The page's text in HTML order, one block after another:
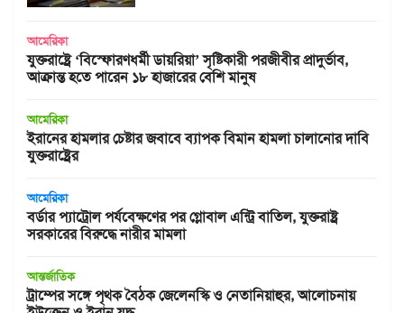
আমেরিকা
যুক্তরাষ্ট্রে ‘বিস্ফোরণধর্মী ডায়রিয়া’ সৃষ্টিকারী পরজীবীর প্রাদুর্ভাব,
আক্রান্ত হতে পারেন ১৮ হাজারের বেশি মানুষ
আমেরিকা
ইরানের হামলার চেষ্টার জবাবে ব্যাপক বিমান হামলা চালানোর দাবি
যুক্তরাষ্ট্রের
আমেরিকা
বর্ডার প্যাট্রোল পর্যবেক্ষণের পর গ্লোবাল এন্ট্রি বাতিল, যুক্তরাষ্ট্র
সরকারের বিরুদ্ধে নারীর মামলা
আন্তর্জাতিক
ট্রাম্পের সঙ্গে পৃথক বৈঠক জেলেনস্কি ও নেতানিয়াহুর, আলোচনায়